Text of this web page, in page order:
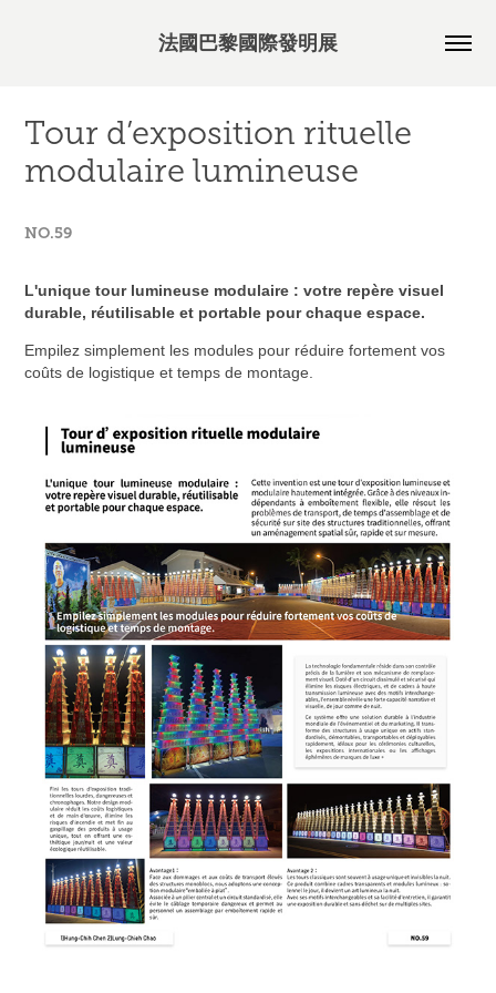
法國巴黎國際發明展
Tour d’exposition rituelle
modulaire lumineuse
NO.59
L'unique tour lumineuse modulaire : votre repère visuel
durable, réutilisable et portable pour chaque espace.
Empilez simplement les modules pour réduire fortement vos
coûts de logistique et temps de montage.